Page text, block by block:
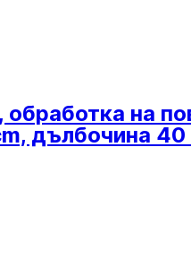
oбработка на
дълбочина 40